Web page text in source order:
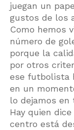
juegan un
gustos de los
Como hemos
número de
porque la
por otros
ese futbolista
en un
lo dejamos
Hay quien
centro está